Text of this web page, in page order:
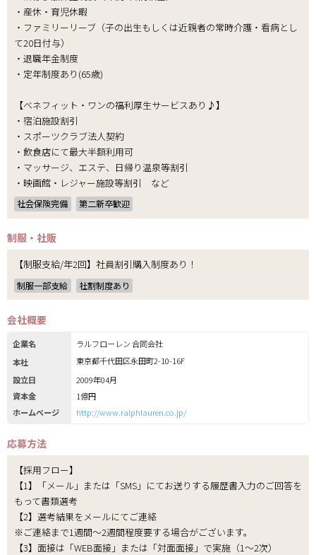
・産休・育児休暇
・ファミリーリーブ（子の出生もしくは近親者の常時介護・看病とし
て20日付与）
・退職年金制度
・定年制度あり(65歳)
【ベネフィット・ワンの福利厚生サービスあり♪】
・宿泊施設割引
・スポーツクラブ法人契約
・飲食店にて最大半額利用可
・マッサージ、エステ、日帰り温泉等割引
・映画館・レジャー施設等割引 など
社会保険完備 第二新卒歓迎
制服・社販
【制服支給/年2回】社員割引購入制度あり！
制服一部支給 社割制度あり
会社概要
企業名
ラルフローレン 合同会社
本社
東京都千代田区永田町2-10-16F
設立日
2009年04月
資本金
1億円
ホームページ
http://www.ralphlauren.co.jp/
応募方法
【採用フロー】
【1】「メール」または「SMS」にてお送りする履歴書入力のご回答を
もって書類選考
【2】選考結果をメールにてご連絡
※ご連絡まで1週間～2週間程度要する場合がございます。
【3】面接は「WEB面接」または「対面面接」で実施（1～2次）